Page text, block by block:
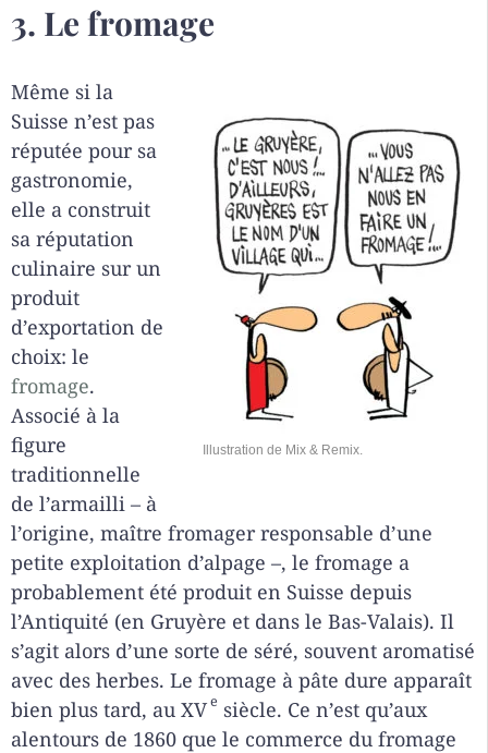
3. Le fromage
Illustration de Mix & Remix.
Même si la
Suisse n’est pas
réputée pour sa
gastronomie,
elle a construit
sa réputation
culinaire sur un
produit
d’exportation de
choix: le
fromage.
Associé à la
figure
traditionnelle
de l’armailli – à
l’origine, maître fromager responsable d’une
petite exploitation d’alpage –, le fromage a
probablement été produit en Suisse depuis
l’Antiquité (en Gruyère et dans le Bas-Valais). Il
s’agit alors d’une sorte de séré, souvent aromatisé
avec des herbes. Le fromage à pâte dure apparaît
bien plus tard, au XVe siècle. Ce n’est qu’aux
alentours de 1860 que le commerce du fromage